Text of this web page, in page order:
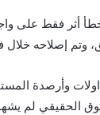
أثر فقط على
وتم إصلاحه
وأرصدة
الحقيقي لم